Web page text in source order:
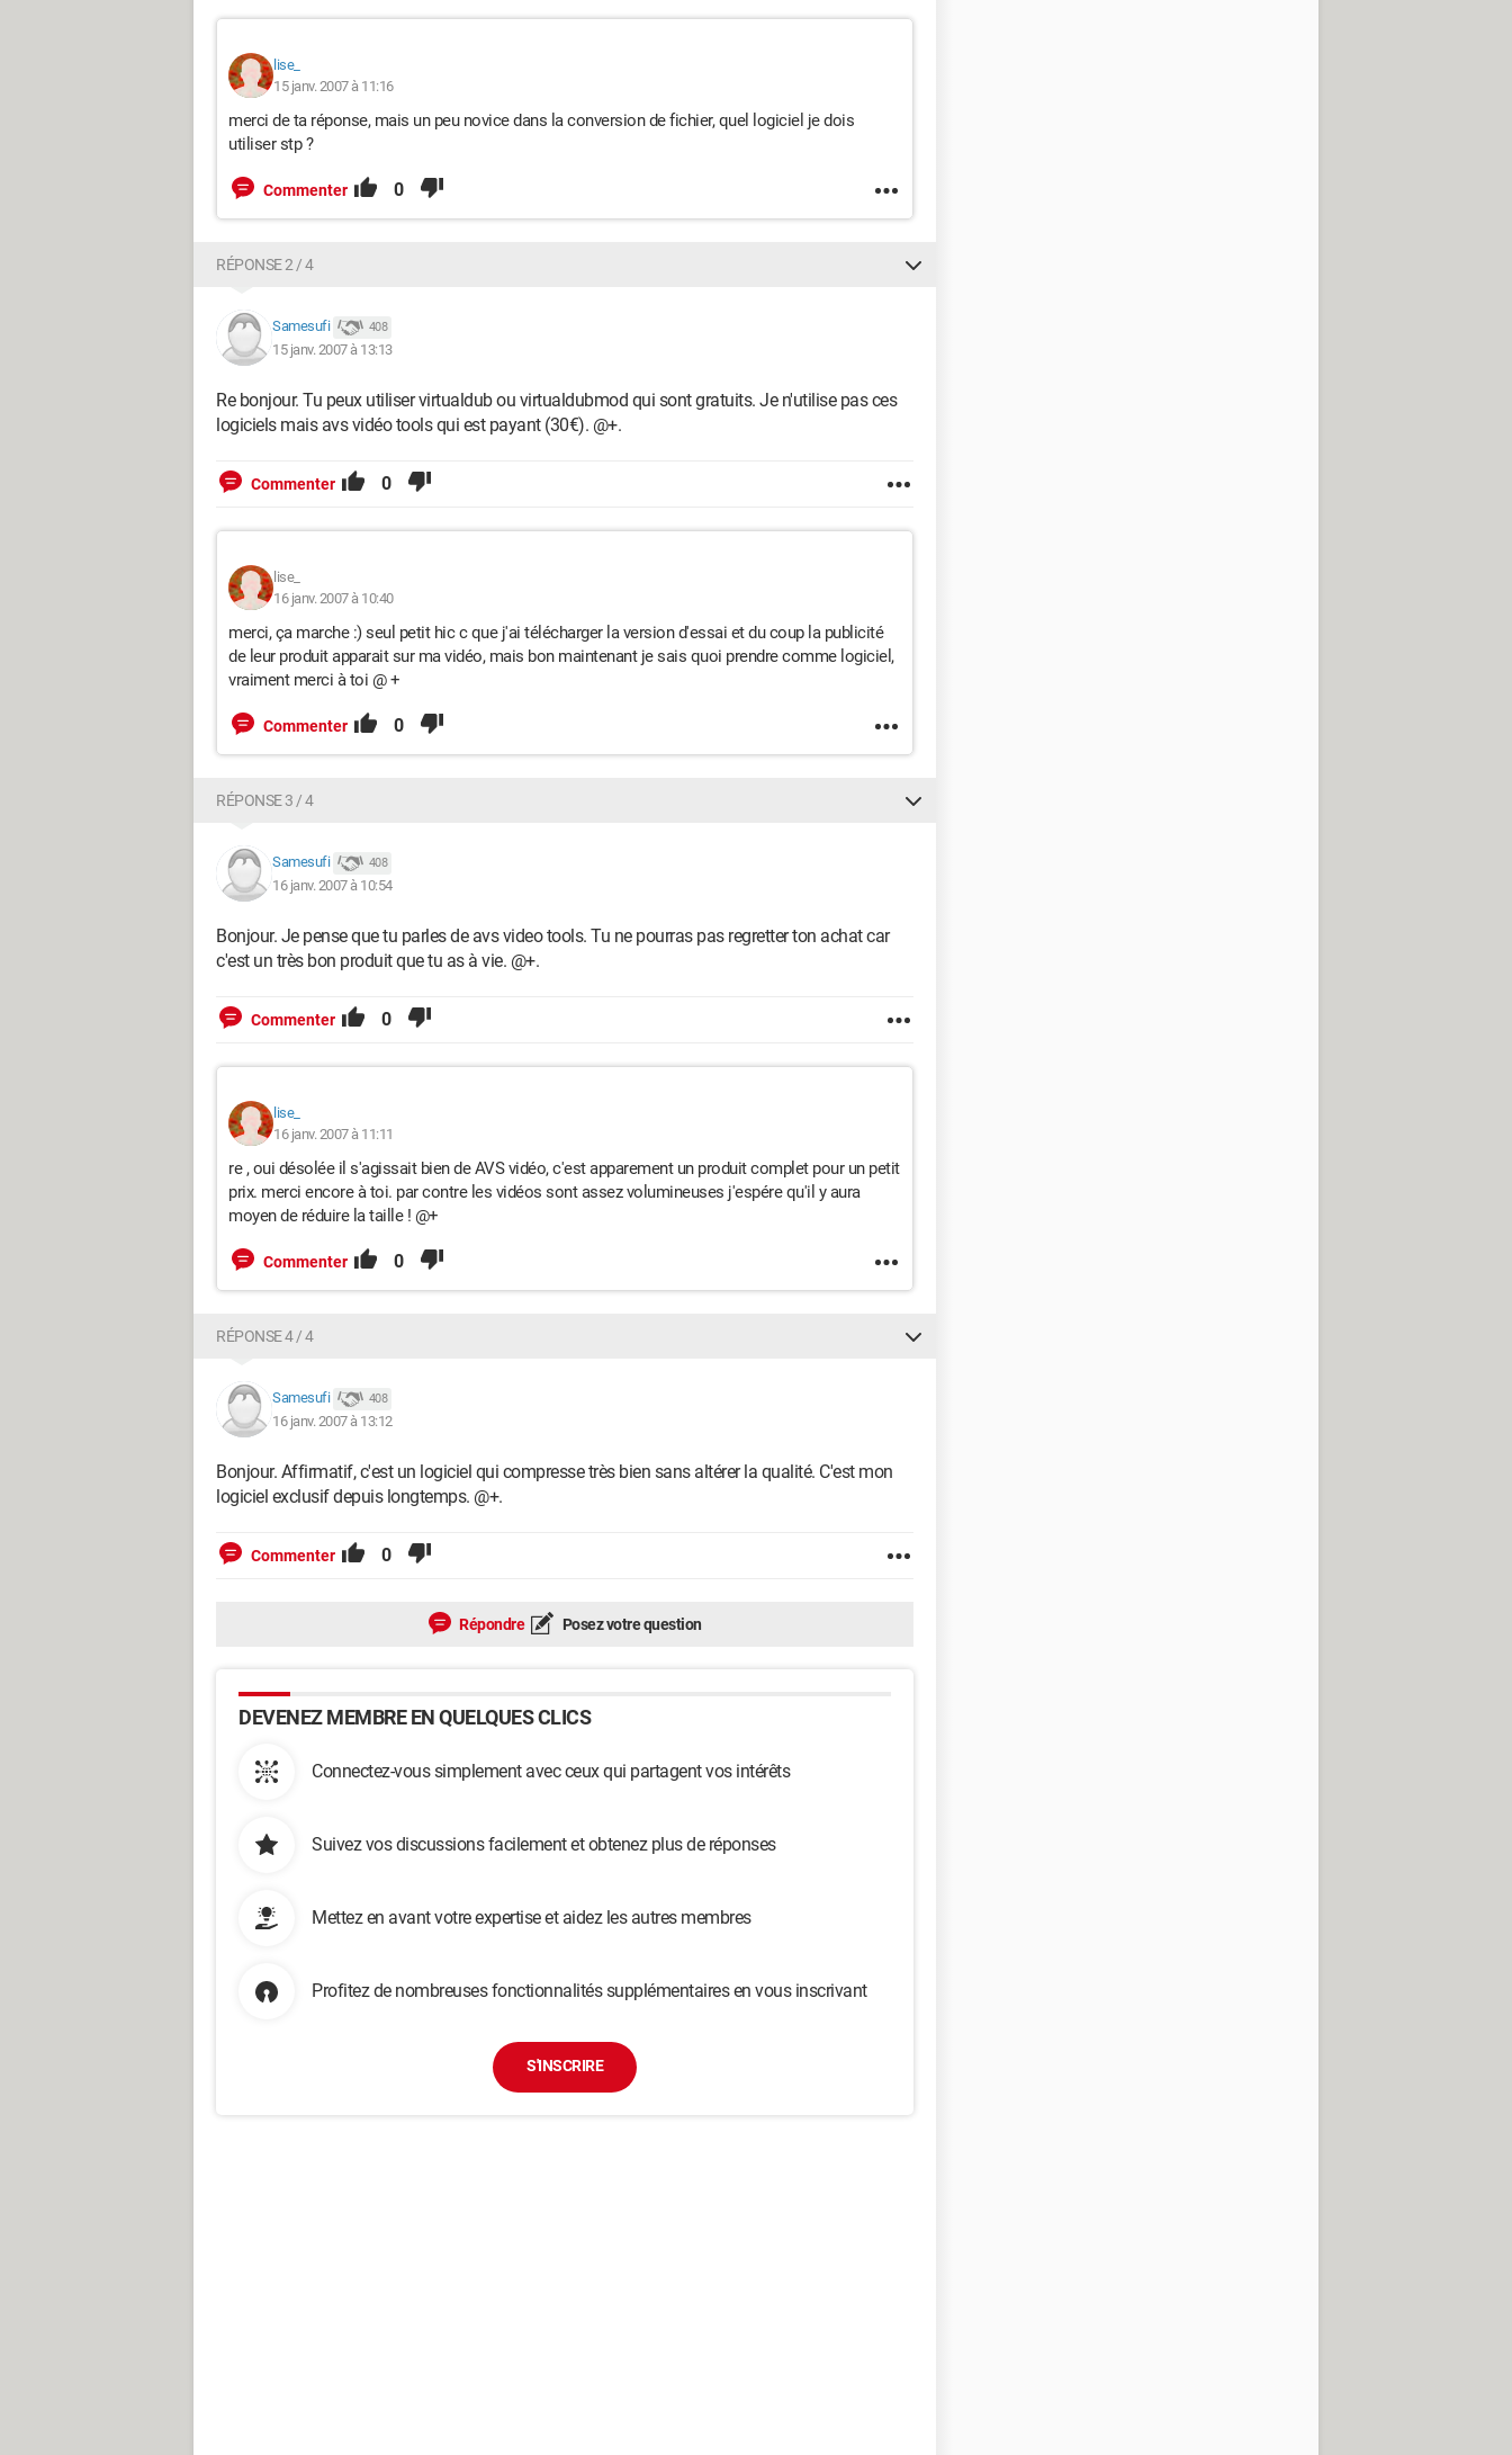
lise_
15 janv. 2007 à 11:16
merci de ta réponse, mais un peu novice dans la conversion de fichier, quel logiciel je dois
utiliser stp ?
Commenter 0
RÉPONSE 2 / 4
Samesufi 408
15 janv. 2007 à 13:13
Re bonjour. Tu peux utiliser virtualdub ou virtualdubmod qui sont gratuits. Je n'utilise pas ces
logiciels mais avs vidéo tools qui est payant (30€). @+.
Commenter 0
lise_
16 janv. 2007 à 10:40
merci, ça marche :) seul petit hic c que j'ai télécharger la version d'essai et du coup la publicité
de leur produit apparait sur ma vidéo, mais bon maintenant je sais quoi prendre comme logiciel,
vraiment merci à toi @ +
Commenter 0
RÉPONSE 3 / 4
Samesufi 408
16 janv. 2007 à 10:54
Bonjour. Je pense que tu parles de avs video tools. Tu ne pourras pas regretter ton achat car
c'est un très bon produit que tu as à vie. @+.
Commenter 0
lise_
16 janv. 2007 à 11:11
re , oui désolée il s'agissait bien de AVS vidéo, c'est apparement un produit complet pour un petit
prix. merci encore à toi. par contre les vidéos sont assez volumineuses j'espére qu'il y aura
moyen de réduire la taille ! @+
Commenter 0
RÉPONSE 4 / 4
Samesufi 408
16 janv. 2007 à 13:12
Bonjour. Affirmatif, c'est un logiciel qui compresse très bien sans altérer la qualité. C'est mon
logiciel exclusif depuis longtemps. @+.
Commenter 0
Répondre Posez votre question
DEVENEZ MEMBRE EN QUELQUES CLICS
Connectez-vous simplement avec ceux qui partagent vos intérêts
Suivez vos discussions facilement et obtenez plus de réponses
Mettez en avant votre expertise et aidez les autres membres
Profitez de nombreuses fonctionnalités supplémentaires en vous inscrivant
S'INSCRIRE